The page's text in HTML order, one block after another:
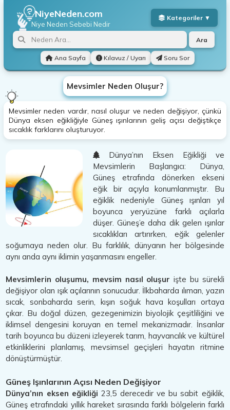
NiyeNeden.com
Niye Neden Sebebi Nedir
Ana Sayfa Kılavuz / Uyarı Soru Sor
Ara
Mevsimler Neden Oluşur?
Mevsimler neden vardır, nasıl oluşur ve neden değişiyor, çünkü
Dünya eksen eğikliğiyle Güneş ışınlarının geliş açısı değiştikçe
sıcaklık farklarını oluşturuyor.
Dünya’nın Eksen Eğikliği ve
Mevsimlerin Başlangıcı: Dünya,
Güneş etrafında dönerken ekseni
eğik bir açıyla konumlanmıştır. Bu
eğiklik nedeniyle Güneş ışınları yıl
boyunca yeryüzüne farklı açılarla
düşer. Güneş’e daha dik gelen ışınlar
sıcaklıkları artırırken, eğik gelenler
soğumaya neden olur. Bu farklılık, dünyanın her bölgesinde
aynı anda aynı iklimin yaşanmasını engeller.
Mevsimlerin oluşumu, mevsim nasıl oluşur işte bu sürekli
değişiyor olan ışık açılarının sonucudur. İlkbaharda ılıman, yazın
sıcak, sonbaharda serin, kışın soğuk hava koşulları ortaya
çıkar. Bu doğal düzen, gezegenimizin biyolojik çeşitliliğini ve
iklimsel dengesini koruyan en temel mekanizmadır. İnsanlar
tarih boyunca bu düzeni izleyerek tarım, hayvancılık ve kültürel
etkinliklerini planlamış, mevsimsel geçişleri hayatın ritmine
dönüştürmüştür.
Güneş Işınlarının Açısı Neden Değişiyor
Dünya’nın eksen eğikliği 23,5 derecedir ve bu sabit eğiklik,
Güneş etrafındaki yıllık hareket sırasında farklı bölgelerin farklı